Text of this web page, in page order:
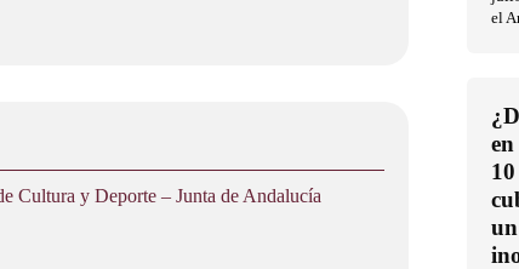
Cultura y Deporte – Junta de Andalucía
el